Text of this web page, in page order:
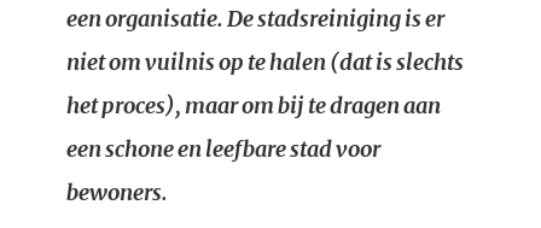
een organisatie. De stadsreiniging is er
niet om vuilnis op te halen (dat is slechts
het proces), maar om bij te dragen aan
een schone en leefbare stad voor
bewoners.